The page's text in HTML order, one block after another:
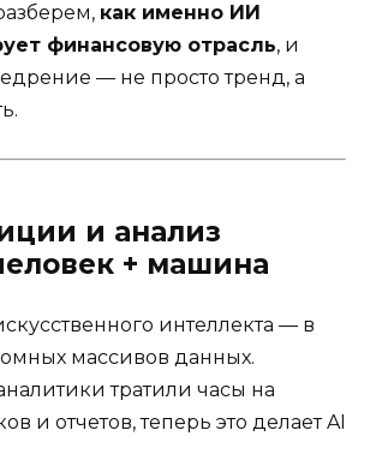
как именно ИИ
финансовую отрасль, и
— не просто тренд, а
и анализ
+ машина
интеллекта — в
массивов данных.
тратили часы на
и отчетов, теперь это делает AI